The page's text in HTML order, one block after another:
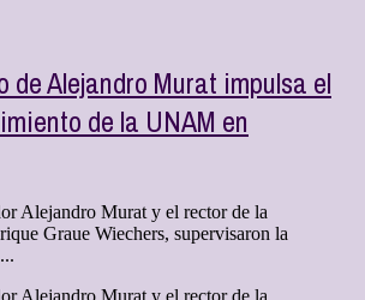
de Alejandro Murat impulsa el
de la UNAM en
Alejandro Murat y el rector de la
Graue Wiechers, supervisaron la